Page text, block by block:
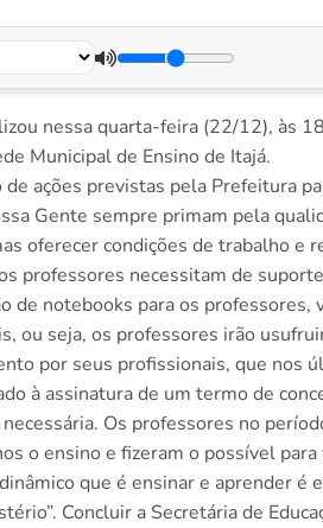
nessa quarta-feira (22/12), às
Municipal de Ensino de Itajá.
ações previstas pela Prefeitura
Gente sempre primam pela
oferecer condições de trabalho
professores necessitam de
de notebooks para os
ou seja, os professores irão
por seus profissionais, que
à assinatura de um termo de
Os professores no
o ensino e fizeram o possível
que é ensinar e aprender
Concluir a Secretária de